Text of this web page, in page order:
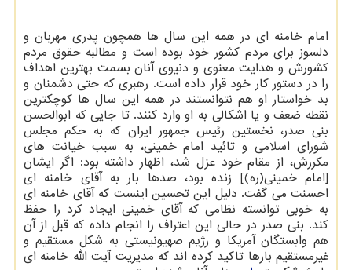
امام خامنه ای در همه این سال ها همچون پدری مهربان و
دلسوز برای مردم کشور خود بوده است و مطالبه حقوق مردم
کشورش و هدایت معنوی و دنیوی آنان بسمت بهترین اهداف
را در دستور کار خود قرار داده است. رهبری که حتی دشمنان و
بد خواستار او هم نتوانستند در همه این سال ها کوچکترین
نقطه ضعف و یا اشکالی به او وارد کنند. تا جایی که ابوالحسن
بنی صدر، نخستین رئیس جمهور ایران که به حکم مجلس
شورای اسلامی و تائید امام خمینی، به سبب خیانت های
مکررش، از مقام خود عزل شد، اظهار داشته بود: اگر ایشان
[امام خمینی(ره)] زنده بود، صدها بار به آقای خامنه ای
احسنت می گفت. دلیل این تحسین اینست که آقای خامنه ای
به خوبی توانسته نظامی که آقای خمینی ایجاد کرد را حفظ
کند. بنی صدر در حالی این اعتراف را انجام داده که قبل از آن
هم وابستگان آمریکا و رژیم صهیونیستی به شکل مستقیم و
غیرمستقیم بارها تاکید کرده اند که مدیریت آیت الله خامنه ای